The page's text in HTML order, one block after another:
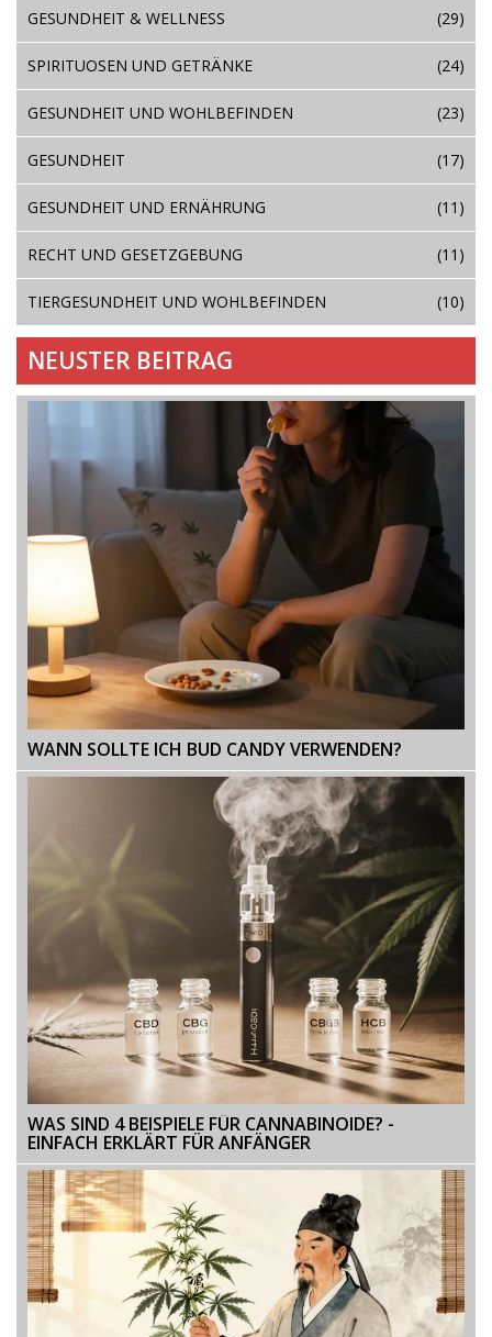
GESUNDHEIT & WELLNESS (29)
SPIRITUOSEN UND GETRÄNKE (24)
GESUNDHEIT UND WOHLBEFINDEN (23)
GESUNDHEIT (17)
GESUNDHEIT UND ERNÄHRUNG (11)
RECHT UND GESETZGEBUNG (11)
TIERGESUNDHEIT UND WOHLBEFINDEN (10)
NEUSTER BEITRAG
WANN SOLLTE ICH BUD CANDY VERWENDEN?
WAS SIND 4 BEISPIELE FÜR CANNABINOIDE? -
EINFACH ERKLÄRT FÜR ANFÄNGER